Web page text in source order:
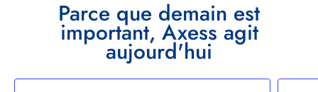
Parce que demain est
important, Axess agit
aujourd'hui
Démarche